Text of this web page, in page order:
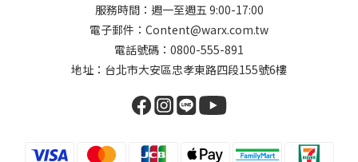
服務時間：週一至週五 9:00-17:00
電子郵件：Content@warx.com.tw
電話號碼：0800-555-891
地址：台北市大安區忠孝東路四段155號6樓